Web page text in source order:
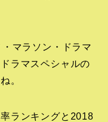
マラソン・ドラマ
ラマスペシャルの
。
ランキングと2018